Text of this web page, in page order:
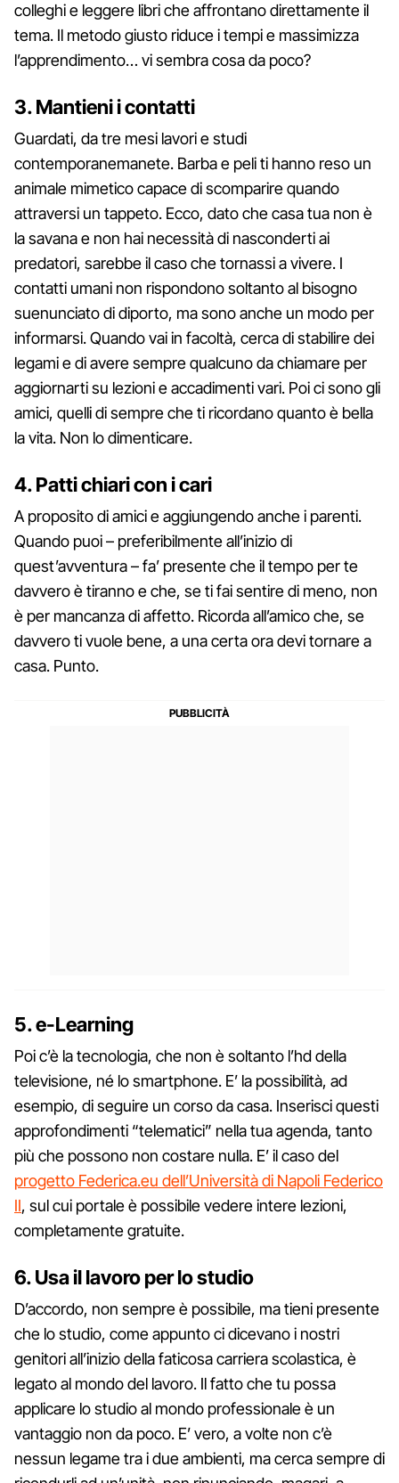
colleghi e leggere libri che affrontano direttamente il
tema. Il metodo giusto riduce i tempi e massimizza
l’apprendimento… vi sembra cosa da poco?
3. Mantieni i contatti
Guardati, da tre mesi lavori e studi
contemporanemanete. Barba e peli ti hanno reso un
animale mimetico capace di scomparire quando
attraversi un tappeto. Ecco, dato che casa tua non è
la savana e non hai necessità di nasconderti ai
predatori, sarebbe il caso che tornassi a vivere. I
contatti umani non rispondono soltanto al bisogno
suenunciato di diporto, ma sono anche un modo per
informarsi. Quando vai in facoltà, cerca di stabilire dei
legami e di avere sempre qualcuno da chiamare per
aggiornarti su lezioni e accadimenti vari. Poi ci sono gli
amici, quelli di sempre che ti ricordano quanto è bella
la vita. Non lo dimenticare.
4. Patti chiari con i cari
A proposito di amici e aggiungendo anche i parenti.
Quando puoi – preferibilmente all’inizio di
quest’avventura – fa’ presente che il tempo per te
davvero è tiranno e che, se ti fai sentire di meno, non
è per mancanza di affetto. Ricorda all’amico che, se
davvero ti vuole bene, a una certa ora devi tornare a
casa. Punto.
5. e-Learning
Poi c’è la tecnologia, che non è soltanto l’hd della
televisione, né lo smartphone. E’ la possibilità, ad
esempio, di seguire un corso da casa. Inserisci questi
approfondimenti “telematici” nella tua agenda, tanto
più che possono non costare nulla. E’ il caso del
progetto Federica.eu dell’Università di Napoli Federico
II, sul cui portale è possibile vedere intere lezioni,
completamente gratuite.
6. Usa il lavoro per lo studio
D’accordo, non sempre è possibile, ma tieni presente
che lo studio, come appunto ci dicevano i nostri
genitori all’inizio della faticosa carriera scolastica, è
legato al mondo del lavoro. Il fatto che tu possa
applicare lo studio al mondo professionale è un
vantaggio non da poco. E’ vero, a volte non c’è
nessun legame tra i due ambienti, ma cerca sempre di